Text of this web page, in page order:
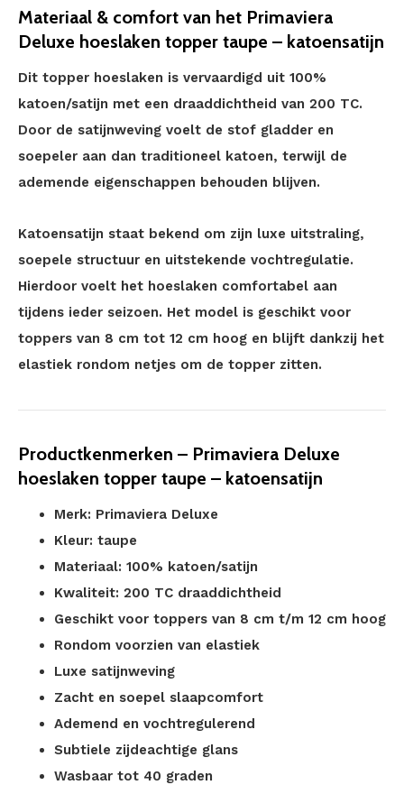
Materiaal & comfort van het Primaviera
Deluxe hoeslaken topper taupe – katoensatijn
Dit topper hoeslaken is vervaardigd uit 100%
katoen/satijn met een draaddichtheid van 200 TC.
Door de satijnweving voelt de stof gladder en
soepeler aan dan traditioneel katoen, terwijl de
ademende eigenschappen behouden blijven.
Katoensatijn staat bekend om zijn luxe uitstraling,
soepele structuur en uitstekende vochtregulatie.
Hierdoor voelt het hoeslaken comfortabel aan
tijdens ieder seizoen. Het model is geschikt voor
toppers van 8 cm tot 12 cm hoog en blijft dankzij het
elastiek rondom netjes om de topper zitten.
Productkenmerken – Primaviera Deluxe
hoeslaken topper taupe – katoensatijn
Merk: Primaviera Deluxe
Kleur: taupe
Materiaal: 100% katoen/satijn
Kwaliteit: 200 TC draaddichtheid
Geschikt voor toppers van 8 cm t/m 12 cm hoog
Rondom voorzien van elastiek
Luxe satijnweving
Zacht en soepel slaapcomfort
Ademend en vochtregulerend
Subtiele zijdeachtige glans
Wasbaar tot 40 graden